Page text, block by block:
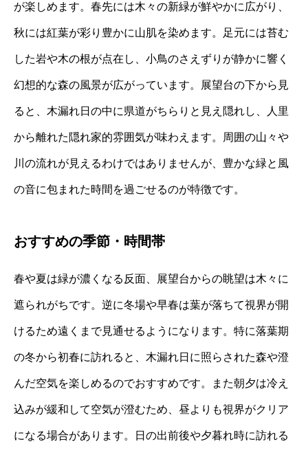
が楽しめます。春先には木々の新緑が鮮やかに広がり、
秋には紅葉が彩り豊かに山肌を染めます。足元には苔む
した岩や木の根が点在し、小鳥のさえずりが静かに響く
幻想的な森の風景が広がっています。展望台の下から見
ると、木漏れ日の中に県道がちらりと見え隠れし、人里
から離れた隠れ家的雰囲気が味わえます。周囲の山々や
川の流れが見えるわけではありませんが、豊かな緑と風
の音に包まれた時間を過ごせるのが特徴です。
おすすめの季節・時間帯
春や夏は緑が濃くなる反面、展望台からの眺望は木々に
遮られがちです。逆に冬場や早春は葉が落ちて視界が開
けるため遠くまで見通せるようになります。特に落葉期
の冬から初春に訪れると、木漏れ日に照らされた森や澄
んだ空気を楽しめるのでおすすめです。また朝夕は冷え
込みが緩和して空気が澄むため、昼よりも視界がクリア
になる場合があります。日の出前後や夕暮れ時に訪れる